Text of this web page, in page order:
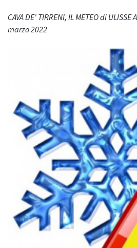
CAVA DE' TIRRENI, IL METEO di
marzo 2022